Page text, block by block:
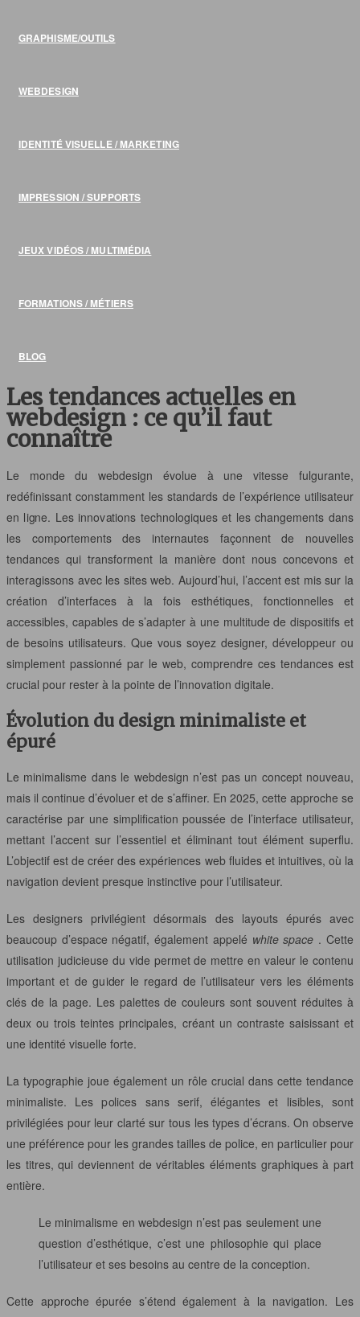
GRAPHISME/OUTILS
WEBDESIGN
IDENTITÉ VISUELLE / MARKETING
IMPRESSION / SUPPORTS
JEUX VIDÉOS / MULTIMÉDIA
FORMATIONS / MÉTIERS
BLOG
Les tendances actuelles en
webdesign : ce qu’il faut
connaître
Le monde du webdesign évolue à une vitesse fulgurante,
redéfinissant constamment les standards de l’expérience utilisateur
en ligne. Les innovations technologiques et les changements dans
les comportements des internautes façonnent de nouvelles
tendances qui transforment la manière dont nous concevons et
interagissons avec les sites web. Aujourd’hui, l’accent est mis sur la
création d’interfaces à la fois esthétiques, fonctionnelles et
accessibles, capables de s’adapter à une multitude de dispositifs et
de besoins utilisateurs. Que vous soyez designer, développeur ou
simplement passionné par le web, comprendre ces tendances est
crucial pour rester à la pointe de l’innovation digitale.
Évolution du design minimaliste et
épuré
Le minimalisme dans le webdesign n’est pas un concept nouveau,
mais il continue d’évoluer et de s’affiner. En 2025, cette approche se
caractérise par une simplification poussée de l’interface utilisateur,
mettant l’accent sur l’essentiel et éliminant tout élément superflu.
L’objectif est de créer des expériences web fluides et intuitives, où la
navigation devient presque instinctive pour l’utilisateur.
Les designers privilégient désormais des layouts épurés avec
beaucoup d’espace négatif, également appelé white space . Cette
utilisation judicieuse du vide permet de mettre en valeur le contenu
important et de guider le regard de l’utilisateur vers les éléments
clés de la page. Les palettes de couleurs sont souvent réduites à
deux ou trois teintes principales, créant un contraste saisissant et
une identité visuelle forte.
La typographie joue également un rôle crucial dans cette tendance
minimaliste. Les polices sans serif, élégantes et lisibles, sont
privilégiées pour leur clarté sur tous les types d’écrans. On observe
une préférence pour les grandes tailles de police, en particulier pour
les titres, qui deviennent de véritables éléments graphiques à part
entière.
Le minimalisme en webdesign n’est pas seulement une
question d’esthétique, c’est une philosophie qui place
l’utilisateur et ses besoins au centre de la conception.
Cette approche épurée s’étend également à la navigation. Les